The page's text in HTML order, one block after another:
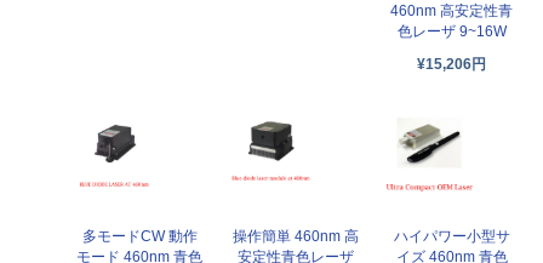
460nm 高安定性青
色レーザ 9~16W
¥15,206円
多モードCW 動作
モード 460nm 青色
操作簡単 460nm 高
安定性青色レーザ
ハイパワー小型サ
イズ 460nm 青色